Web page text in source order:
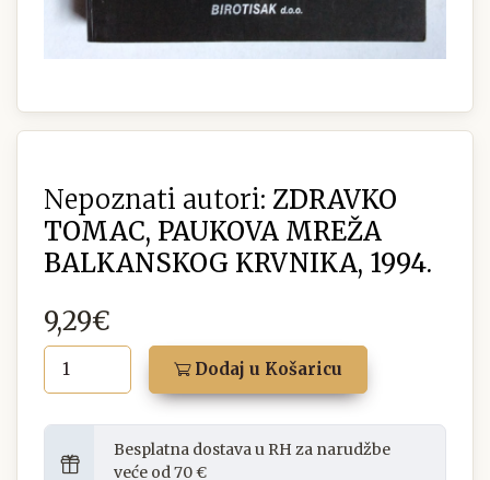
Nepoznati autori: ZDRAVKO
TOMAC, PAUKOVA MREŽA
BALKANSKOG KRVNIKA, 1994.
9,29€
Dodaj u Košaricu
Besplatna dostava u RH za narudžbe
veće od 70 €